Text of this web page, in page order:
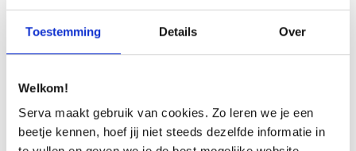
Toestemming Details Over
Welkom!
Serva maakt gebruik van cookies. Zo leren we je een
beetje kennen, hoef jij niet steeds dezelfde informatie in
OFFERTE AANVRAGEN